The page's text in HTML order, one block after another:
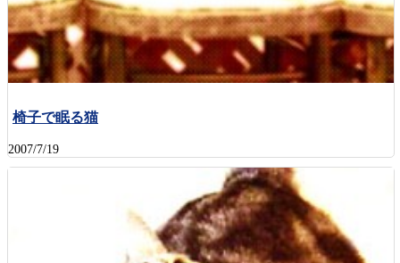
椅子で眠る猫
2007/7/19